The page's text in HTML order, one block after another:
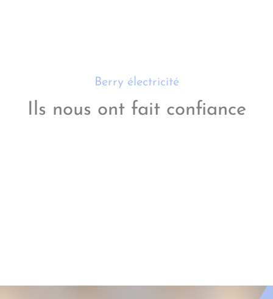
Berry électricité
Ils nous ont fait confiance